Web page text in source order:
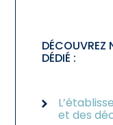
DÉCOUVREZ
DÉDIÉ :
et des